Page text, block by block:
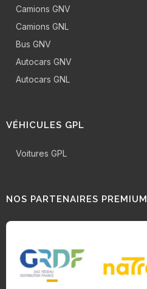
Camions GNV
Camions GNL
Bus GNV
Autocars GNV
Autocars GNL
VÉHICULES GPL
Voitures GPL
NOS PARTENAIRES PREMIUM